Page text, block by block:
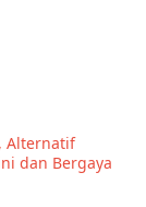
Alternatif
dan Bergaya